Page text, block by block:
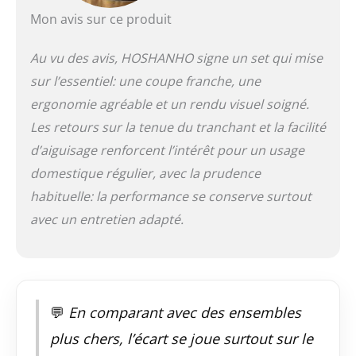
professionnel en
qui a une dureté
élevée de 60 ± 2 HRC,
des caractéristiques
anticorrosion et
résistantes à l'usure.
des techniques de
forgeage modernes
tranchant même
L'eau】Ensemble de
couteaux japonais
traités avec affûtage à
Mon avis sur ce produit
Au vu des avis, HOSHANHO signe un set qui mise
sur l’essentiel: une coupe franche, une
ergonomie agréable et un rendu visuel soigné.
Les retours sur la tenue du tranchant et la facilité
d’aiguisage renforcent l’intérêt pour un usage
domestique régulier, avec la prudence
habituelle: la performance se conserve surtout
avec un entretien adapté.
💬 En comparant avec des ensembles
plus chers, l’écart se joue surtout sur le